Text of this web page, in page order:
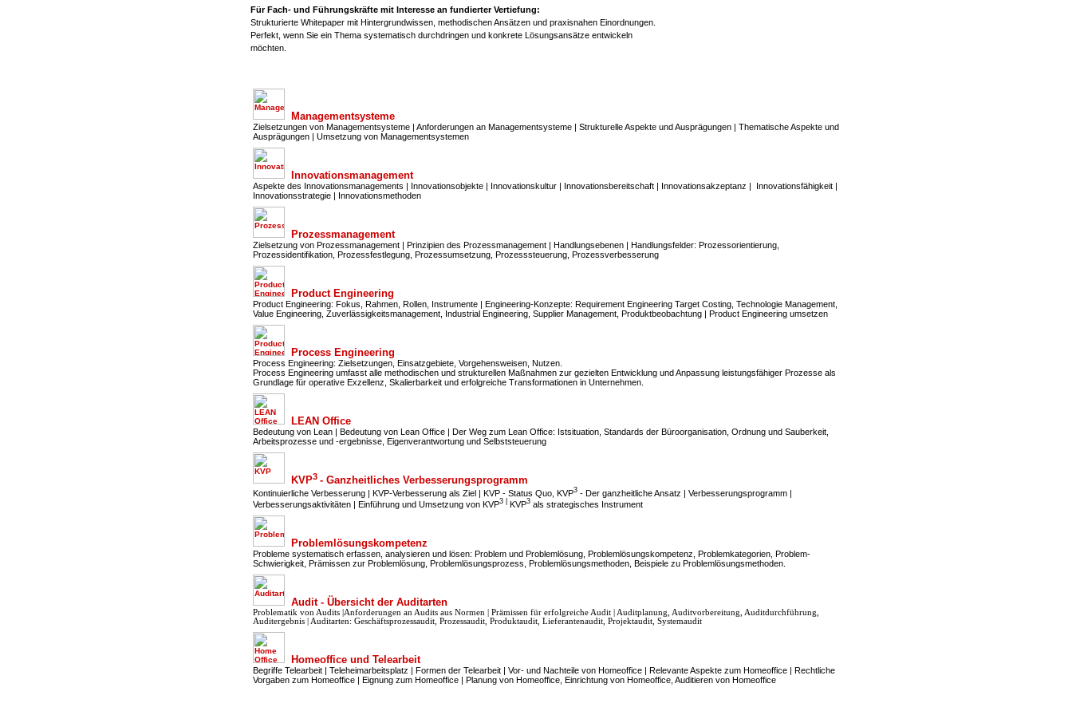
Für Fach- und Führungskräfte mit Interesse an fundierter Vertiefung:
Strukturierte Whitepaper mit Hintergrundwissen, methodischen Ansätzen und praxisnahen Einordnungen.
Perfekt, wenn Sie ein Thema systematisch durchdringen und konkrete Lösungsansätze entwickeln
möchten.
Managementsysteme
Zielsetzungen von Managementsysteme | Anforderungen an Managementsysteme | Strukturelle Aspekte und Ausprägungen | Thematische Aspekte und
Ausprägungen | Umsetzung von Managementsystemen
Innovationsmanagement
Aspekte des Innovationsmanagements | Innovationsobjekte | Innovationskultur | Innovationsbereitschaft | Innovationsakzeptanz | Innovationsfähigkeit |
Innovationsstrategie | Innovationsmethoden
Prozessmanagement
Zielsetzung von Prozessmanagement | Prinzipien des Prozessmanagement | Handlungsebenen | Handlungsfelder: Prozessorientierung,
Prozessidentifikation, Prozessfestlegung, Prozessumsetzung, Prozesssteuerung, Prozessverbesserung
Product Engineering
Product Engineering: Fokus, Rahmen, Rollen, Instrumente | Engineering-Konzepte: Requirement Engineering Target Costing, Technologie Management,
Value Engineering, Zuverlässigkeitsmanagement, Industrial Engineering, Supplier Management, Produktbeobachtung | Product Engineering umsetzen
Process Engineering
Process Engineering: Zielsetzungen, Einsatzgebiete, Vorgehensweisen, Nutzen.
Process Engineering umfasst alle methodischen und strukturellen Maßnahmen zur gezielten Entwicklung und Anpassung leistungsfähiger Prozesse als
Grundlage für operative Exzellenz, Skalierbarkeit und erfolgreiche Transformationen in Unternehmen.
LEAN Office
Bedeutung von Lean | Bedeutung von Lean Office | Der Weg zum Lean Office: Istsituation, Standards der Büroorganisation, Ordnung und Sauberkeit,
Arbeitsprozesse und -ergebnisse, Eigenverantwortung und Selbststeuerung
KVP3 - Ganzheitliches Verbesserungsprogramm
Kontinuierliche Verbesserung | KVP-Verbesserung als Ziel | KVP - Status Quo, KVP3 - Der ganzheitliche Ansatz | Verbesserungsprogramm |
Verbesserungsaktivitäten | Einführung und Umsetzung von KVP3 | KVP3 als strategisches Instrument
Problemlösungskompetenz
Probleme systematisch erfassen, analysieren und lösen: Problem und Problemlösung, Problemlösungskompetenz, Problemkategorien, Problem-
Schwierigkeit, Prämissen zur Problemlösung, Problemlösungsprozess, Problemlösungsmethoden, Beispiele zu Problemlösungsmethoden.
Audit - Übersicht der Auditarten
Problematik von Audits |Anforderungen an Audits aus Normen | Prämissen für erfolgreiche Audit | Auditplanung, Auditvorbereitung, Auditdurchführung,
Auditergebnis | Auditarten: Geschäftsprozessaudit, Prozessaudit, Produktaudit, Lieferantenaudit, Projektaudit, Systemaudit
Homeoffice und Telearbeit
Begriffe Telearbeit | Teleheimarbeitsplatz | Formen der Telearbeit | Vor- und Nachteile von Homeoffice | Relevante Aspekte zum Homeoffice | Rechtliche
Vorgaben zum Homeoffice | Eignung zum Homeoffice | Planung von Homeoffice, Einrichtung von Homeoffice, Auditieren von Homeoffice